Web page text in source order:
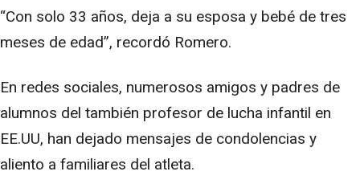
“Con solo 33 años, deja a su esposa y bebé de tres
meses de edad”, recordó Romero.
En redes sociales, numerosos amigos y padres de
alumnos del también profesor de lucha infantil en
EE.UU, han dejado mensajes de condolencias y
aliento a familiares del atleta.